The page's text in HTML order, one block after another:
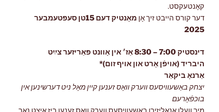
קאָנטעקסט.
דער קורס הייבט זיך אָן
מאָנטיק דעם 15טן סעפּטעמבער
2025
דינסטיק 7:00 – 8:30 אַז׳ אין אָוונט פּאַריזער צײַט
היבריד (אויפֿן אָרט און אויף זום)*
אַרנאָ ביקאַר
יצחק באַשעוויסעס ווערק וואָס זענען קיין מאָל ניט דערשינען אין
בוכפֿאָרעם